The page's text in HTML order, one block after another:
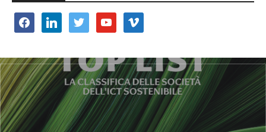
facebooklinkedin twitter youtube vimeo